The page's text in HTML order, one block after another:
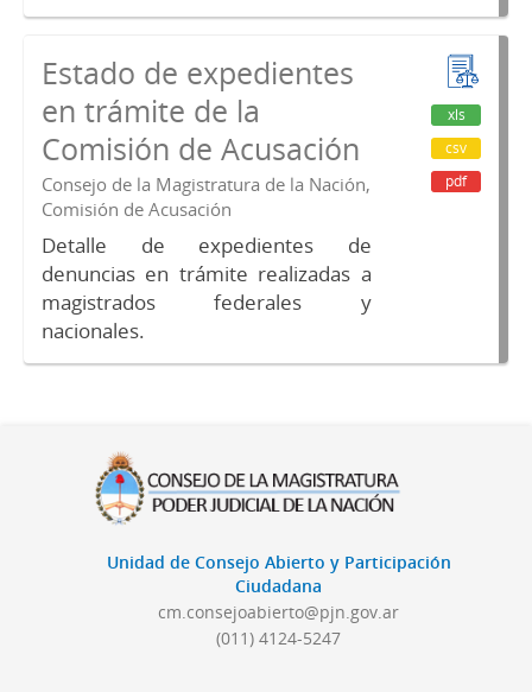
Estado de expedientes
en trámite de la
Comisión de Acusación
Consejo de la Magistratura de la Nación,
Comisión de Acusación
Detalle de expedientes de
denuncias en trámite realizadas a
magistrados federales y
nacionales.
xls
csv
pdf
Unidad de Consejo Abierto y Participación
Ciudadana
cm.consejoabierto@pjn.gov.ar
(011) 4124-5247